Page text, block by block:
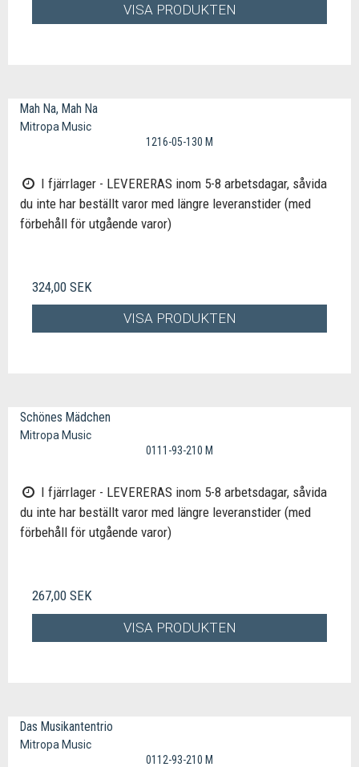
VISA PRODUKTEN
Mah Na, Mah Na
Mitropa Music
1216-05-130 M
I fjärrlager - LEVERERAS inom 5-8 arbetsdagar, såvida
du inte har beställt varor med längre leveranstider (med
förbehåll för utgående varor)
324,00 SEK
VISA PRODUKTEN
Schönes Mädchen
Mitropa Music
0111-93-210 M
I fjärrlager - LEVERERAS inom 5-8 arbetsdagar, såvida
du inte har beställt varor med längre leveranstider (med
förbehåll för utgående varor)
267,00 SEK
VISA PRODUKTEN
Das Musikantentrio
Mitropa Music
0112-93-210 M